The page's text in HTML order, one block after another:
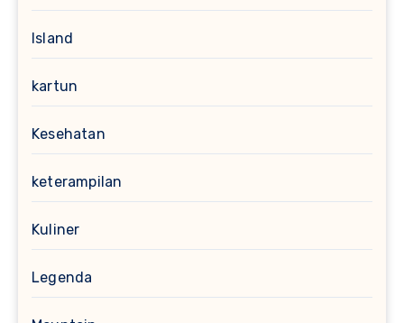
Island
kartun
Kesehatan
keterampilan
Kuliner
Legenda